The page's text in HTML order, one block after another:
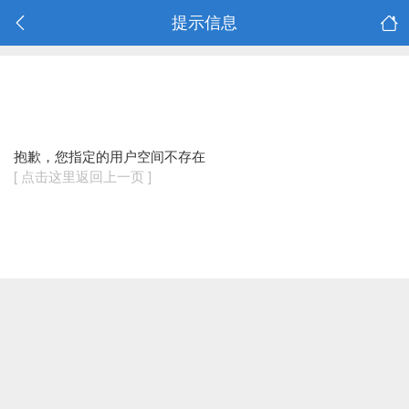
提示信息
抱歉，您指定的用户空间不存在
[ 点击这里返回上一页 ]